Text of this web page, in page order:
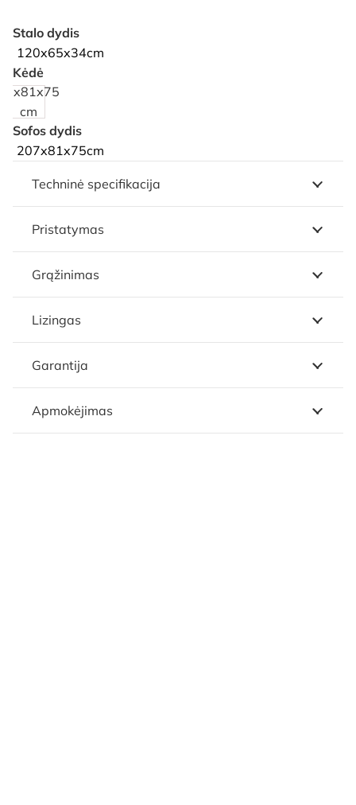
Stalo dydis
120x65x34cm
Kėdė
cm
Sofos dydis
207x81x75cm
Techninė specifikacija
Pristatymas
Grąžinimas
Lizingas
Garantija
Apmokėjimas